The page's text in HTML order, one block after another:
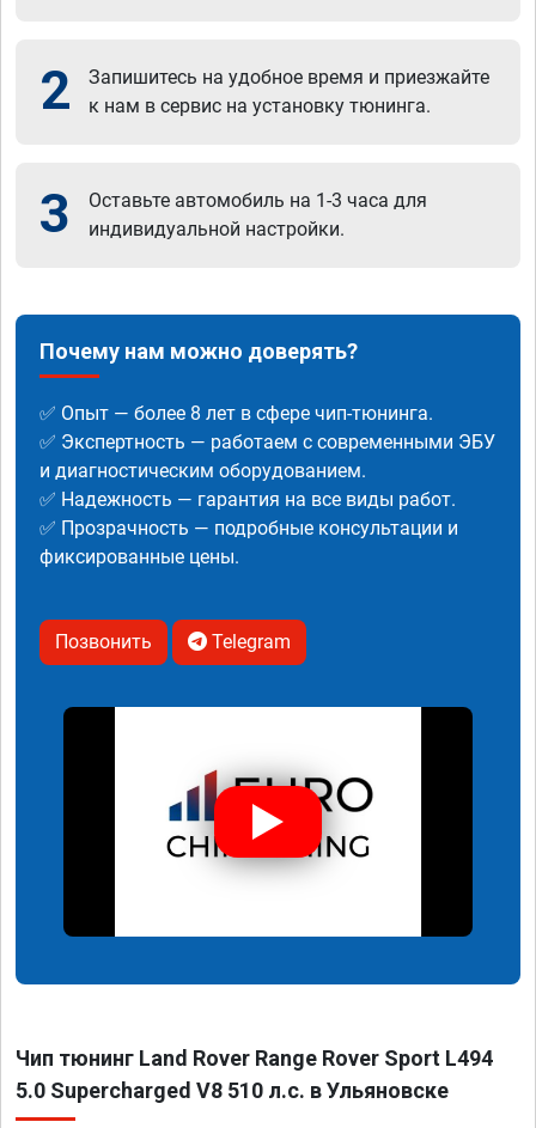
2
Запишитесь на удобное время и приезжайте
к нам в сервис на установку тюнинга.
3
Оставьте автомобиль на 1-3 часа для
индивидуальной настройки.
Почему нам можно доверять?
✅ Опыт — более 8 лет в сфере чип-тюнинга.
✅ Экспертность — работаем с современными ЭБУ
и диагностическим оборудованием.
✅ Надежность — гарантия на все виды работ.
✅ Прозрачность — подробные консультации и
фиксированные цены.
Позвонить Telegram
Чип тюнинг Land Rover Range Rover Sport L494
5.0 Supercharged V8 510 л.с. в Ульяновске